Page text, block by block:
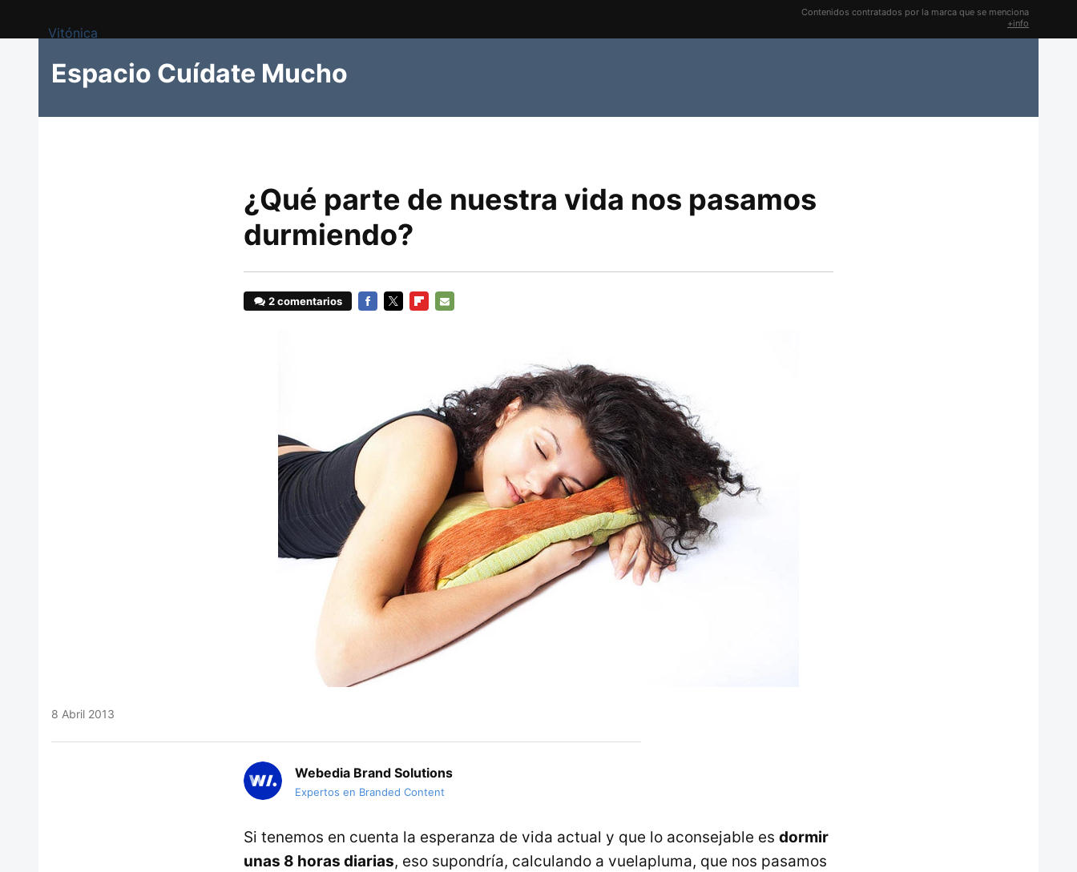
Contenidos contratados por la marca que se menciona
+info
Vitónica
Espacio Cuídate Mucho
¿Qué parte de nuestra vida nos pasamos
durmiendo?
2 comentarios
8 Abril 2013
Webedia Brand Solutions
Expertos en Branded Content
Si tenemos en cuenta la esperanza de vida actual y que lo aconsejable es dormir
unas 8 horas diarias, eso supondría, calculando a vuelapluma, que nos pasamos